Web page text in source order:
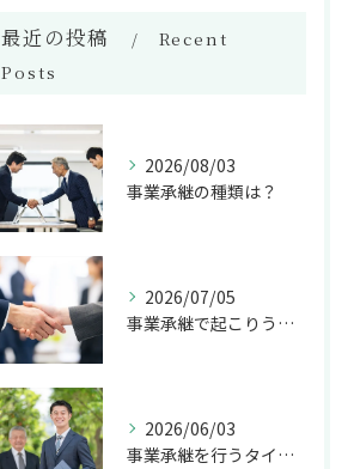
最近の投稿
Recent
Posts
2026/08/03
事業承継の種類は？
2026/07/05
事業承継で起こりうるトラブルとは
2026/06/03
事業承継を行うタイミングは？